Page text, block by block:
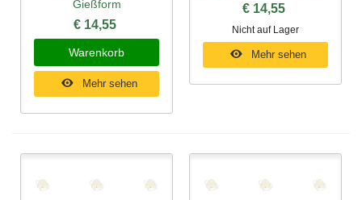
Gießform
€ 14,55
Warenkorb
Mehr sehen
€ 14,55
Nicht auf Lager
Mehr sehen